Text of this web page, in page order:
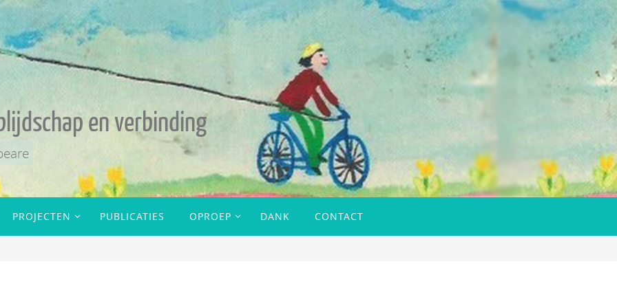
en verbinding
PROJECTEN PUBLICATIES OPROEP DANK CONTACT